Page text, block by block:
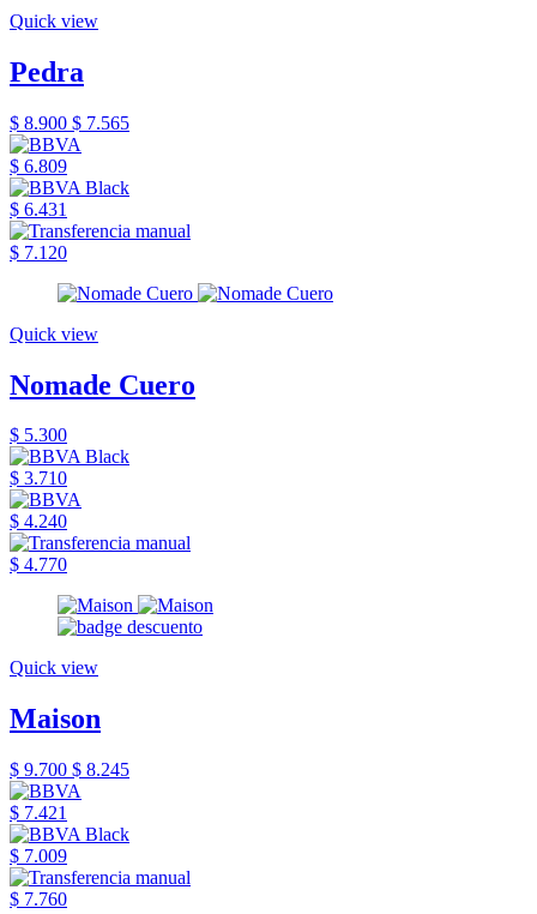
Quick view
Pedra
$ 8.900 $ 7.565
$ 6.809
$ 6.431
$ 7.120
Quick view
Nomade Cuero
$ 5.300
$ 3.710
$ 4.240
$ 4.770
Quick view
Maison
$ 9.700 $ 8.245
$ 7.421
$ 7.009
$ 7.760